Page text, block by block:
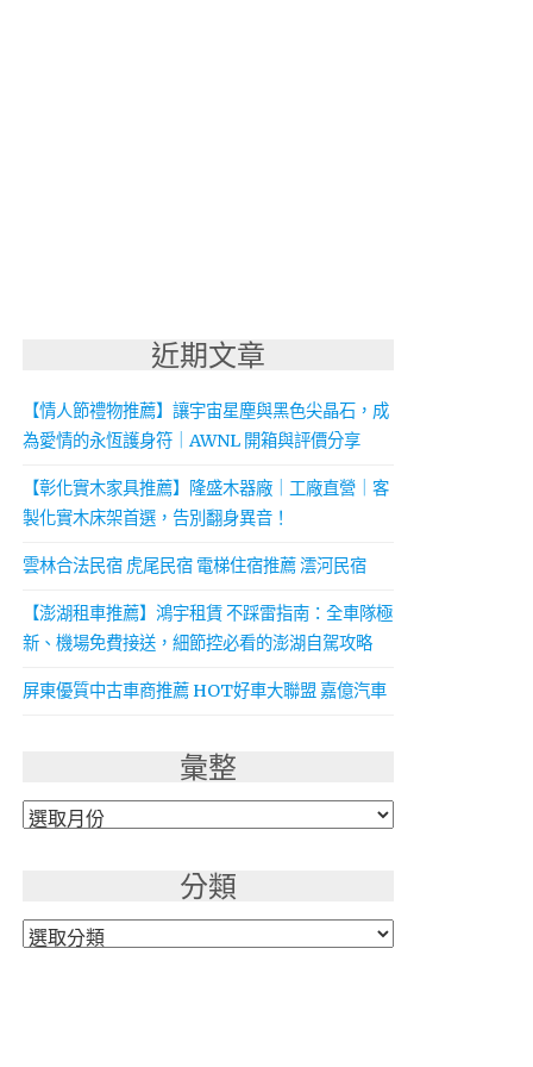
近期文章
【情人節禮物推薦】讓宇宙星塵與黑色尖晶石，成
為愛情的永恆護身符｜AWNL 開箱與評價分享
【彰化實木家具推薦】隆盛木器廠｜工廠直營｜客
製化實木床架首選，告別翻身異音！
雲林合法民宿 虎尾民宿 電梯住宿推薦 澐河民宿
【澎湖租車推薦】鴻宇租賃 不踩雷指南：全車隊極
新、機場免費接送，細節控必看的澎湖自駕攻略
屏東優質中古車商推薦 HOT好車大聯盟 嘉億汽車
彙整
彙
分類
分